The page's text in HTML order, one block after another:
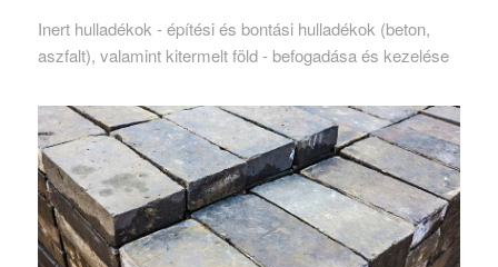
Inert hulladékok - építési és bontási hulladékok (beton,
aszfalt), valamint kitermelt föld - befogadása és kezelése